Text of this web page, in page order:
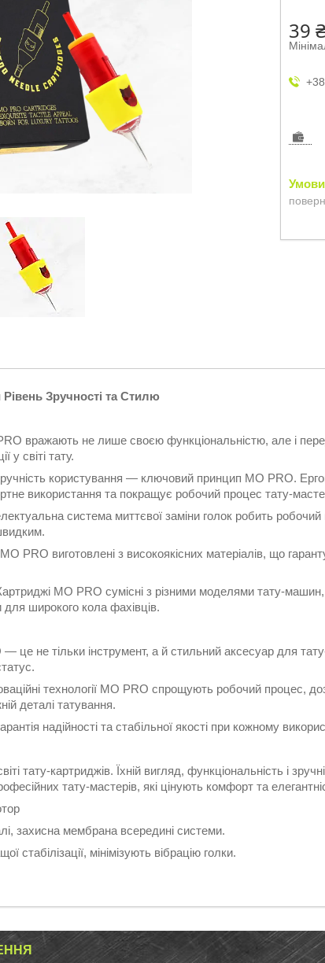
39 ₴
Зручності та Стилю
вражають не лише своєю функціональністю, але і
у світі тату.
користування — ключовий принцип MO PRO.
використання та покращує робочий процес тату-
система миттєвої заміни голок робить
MO PRO виготовлені з високоякісних матеріалів, що
MO PRO сумісні з різними моделями тату-
широкого кола фахівців.
це не тільки інструмент, а й стильний аксесуар для
технології MO PRO спрощують робочий процес,
деталі татування.
надійності та стабільної якості при кожному
тату-картриджів. Їхній вигляд, функціональність і
тату-мастерів, які цінують комфорт та
захисна мембрана всередині системи.
стабілізації, мінімізують вібрацію голки.